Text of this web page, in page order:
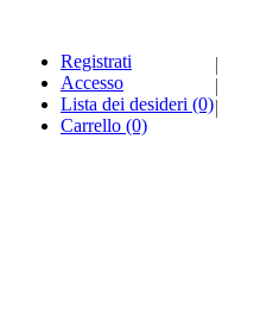
Registrati
Accesso
Lista dei desideri (0)
Carrello (0)